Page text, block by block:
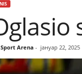
r
t
Sport Arena - јануар 22, 2025